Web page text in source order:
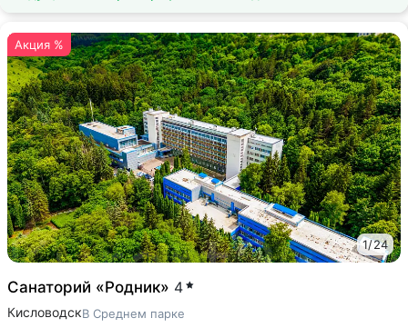
Акция %
1/24
Санаторий «Родник» 4
КисловодскВ Среднем парке